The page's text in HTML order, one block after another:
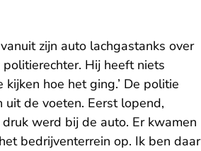
zijn auto lachgastanks over
politierechter. Hij heeft niets
hoe het ging.’ De politie
de voeten. Eerst lopend,
werd bij de auto. Er kwamen
bedrijventerrein op. Ik ben daar